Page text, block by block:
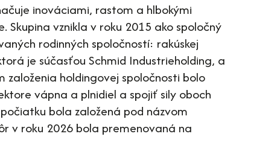
inováciami, rastom a hlbokými
Skupina vznikla v roku 2015 ako spoločný
rodinných spoločností: rakúskej
je súčasťou Schmid Industrieholding, a
založenia holdingovej spoločnosti bolo
vápna a plnidiel a spojiť sily oboch
bola založená pod názvom
v roku 2026 bola premenovaná na